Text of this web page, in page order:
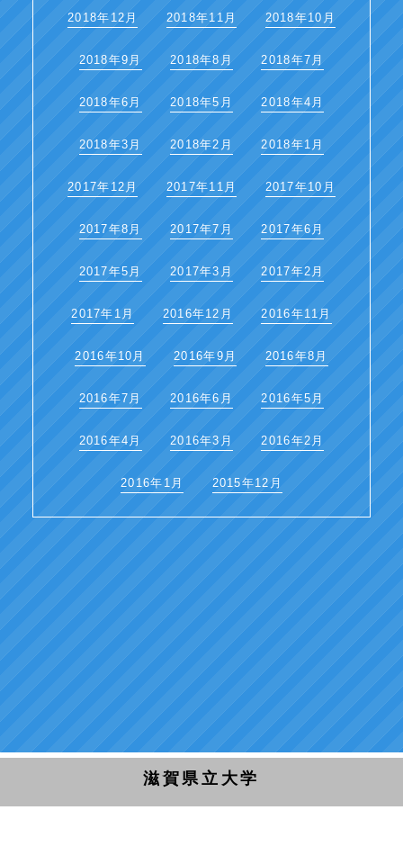
2018年12月 2018年11月 2018年10月
2018年9月 2018年8月 2018年7月
2018年6月 2018年5月 2018年4月
2018年3月 2018年2月 2018年1月
2017年12月 2017年11月 2017年10月
2017年8月 2017年7月 2017年6月
2017年5月 2017年3月 2017年2月
2017年1月 2016年12月 2016年11月
2016年10月 2016年9月 2016年8月
2016年7月 2016年6月 2016年5月
2016年4月 2016年3月 2016年2月
2016年1月 2015年12月
滋賀県立大学